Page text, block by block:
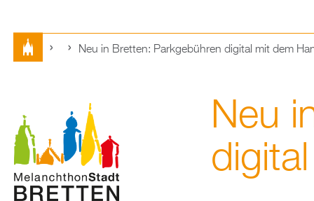
hier
Neu in Brett­en: Park­ge­büh­ren di­gi­tal mit dem
Neu